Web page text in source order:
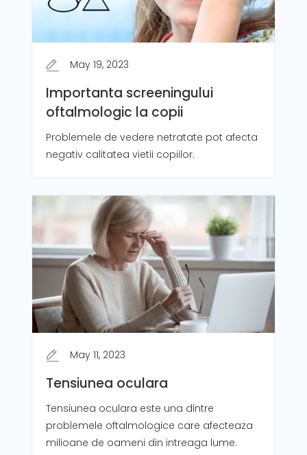
May 19, 2023
Importanta screeningului
oftalmologic la copii
Problemele de vedere netratate pot afecta
negativ calitatea vietii copiilor.
May 11, 2023
Tensiunea oculara
Tensiunea oculara este una dintre
problemele oftalmologice care afecteaza
milioane de oameni din intreaga lume.